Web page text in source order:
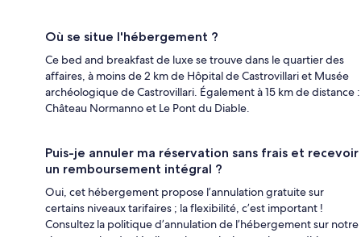
Où se situe l'hébergement ?
Ce bed and breakfast de luxe se trouve dans le quartier des
affaires, à moins de 2 km de Hôpital de Castrovillari et Musée
archéologique de Castrovillari. Également à 15 km de distance :
Château Normanno et Le Pont du Diable.
Puis-je annuler ma réservation sans frais et recevoir
un remboursement intégral ?
Oui, cet hébergement propose l’annulation gratuite sur
certains niveaux tarifaires ; la flexibilité, c’est important !
Consultez la politique d’annulation de l’hébergement sur notre